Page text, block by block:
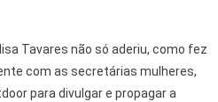
Tavares não só aderiu, como fez
com as secretárias mulheres,
para divulgar e propagar a